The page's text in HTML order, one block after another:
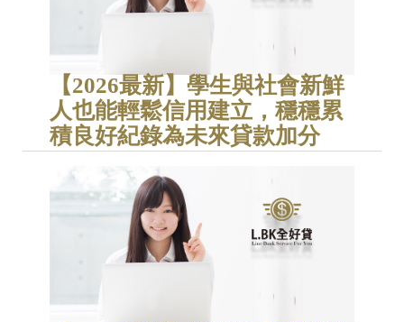
【2026最新】學生與社會新鮮
人也能輕鬆信用建立，穩穩累
積良好紀錄為未來貸款加分